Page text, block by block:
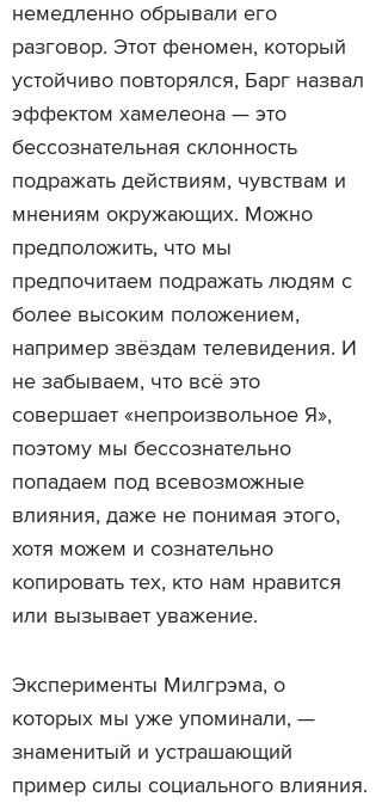
немедленно обрывали его
разговор. Этот феномен, который
устойчиво повторялся, Барг назвал
эффектом хамелеона — это
бессознательная склонность
подражать действиям, чувствам и
мнениям окружающих. Можно
предположить, что мы
предпочитаем подражать людям с
более высоким положением,
например звёздам телевидения. И
не забываем, что всё это
совершает «непроизвольное Я»,
поэтому мы бессознательно
попадаем под всевозможные
влияния, даже не понимая этого,
хотя можем и сознательно
копировать тех, кто нам нравится
или вызывает уважение.
Эксперименты Милгрэма, о
которых мы уже упоминали, —
знаменитый и устрашающий
пример силы социального влияния.